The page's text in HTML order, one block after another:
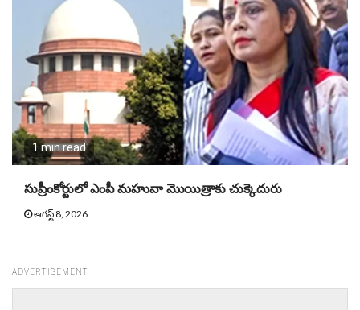
1 min read
సుప్రీంకోర్టులో ఎంపీ మహువా మొయిత్రాకు చుక్కెదురు
ఆగస్ట్ 8, 2026
ADVERTISEMENT